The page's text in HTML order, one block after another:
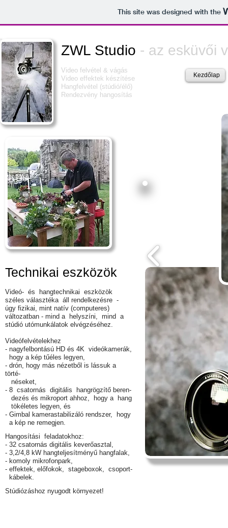
This site was designed with the
Kezdőlap
Video felvétel & vágás
Video effektek készítése
Hangfelvétel (stúdió/élő)
Rendezvény hangosítás
ZWL Studio - az esküvői
Technikai eszközök
Videó- és hangtechnikai eszközök
széles választéka áll rendelkezésre -
úgy fizikai, mint natív (computeres)
változatban - mind a helyszíni, mind a
stúdió utómunkálatok elvégzéséhez.
Videófelvételekhez
- nagyfelbontású HD és 4K videókamerák,
hogy akép tűéles legyen,
- drón, hogy más nézetből is lássuk a
törté-
néseket,
- 8 csatornás digitális hangrögzítő beren-
dezés és mikroport ahhoz, hogy a hang
tökéletes legyen, és
- Gimbal kamerastabilizáló rendszer, hogy
a kép ne remegjen.
Hangosítási feladatokhoz:
- 32 csatornás digitális keverőasztal,
- 3,2/4,8 kW hangteljesítményű hangfalak,
- komoly mikrofonpark,
- effektek, előfokok, stageboxok, csoport-
kábelek.
Stúdiózáshoz nyugodt környezet!